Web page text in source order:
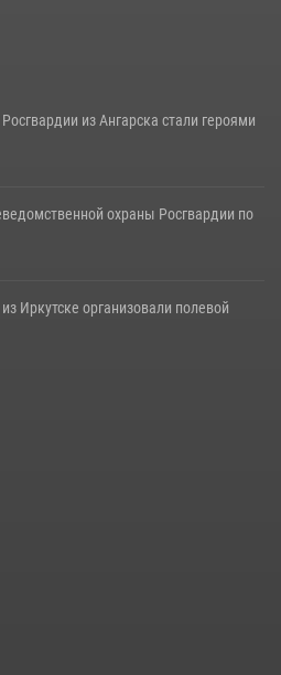
из Ангарска стали героями
охраны Росгвардии по
Иркутске организовали полевой